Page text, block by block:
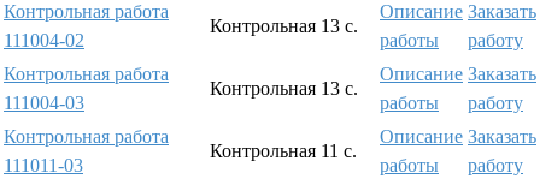
Контрольная работа
111004-02
Контрольная 13 с.
Описание
работы
Заказать
работу
Контрольная работа
111004-03
Контрольная 13 с.
Описание
работы
Заказать
работу
Контрольная работа
111011-03
Контрольная 11 с.
Описание
работы
Заказать
работу